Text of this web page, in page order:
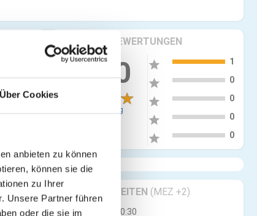
Über Cookies
anbieten zu können
können sie die
zu Ihrer
Unsere Partner führen
oder die sie im
KRITIKEN & BEWERTUNGEN
5.00
1 Bewertung
star 1
star 0
star 0
star 0
star 0
GESCHÄFTSZEITEN (MEZ +2)
Mo 00:00 - 00:30
more_vert